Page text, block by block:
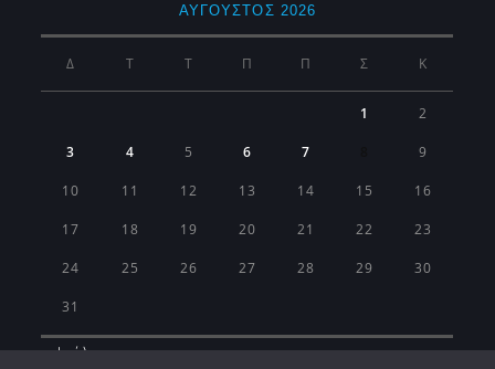
ΑΎΓΟΥΣΤΟΣ 2026
Δ Τ Τ Π Π Σ Κ
1 2
3 4 5 6 7 9
10 11 12 13 14 15 16
17 18 19 20 21 22 23
24 25 26 27 28 29 30
31
« Ιούλ